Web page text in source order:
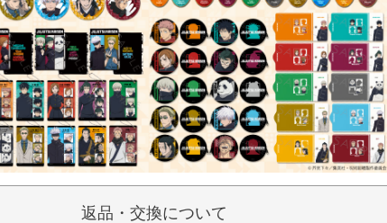
返品・交換について